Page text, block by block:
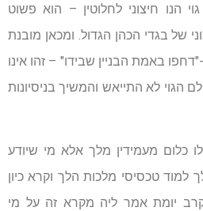
הנו חיצוני לחלוטין – הוא פשוט
של בגדי הכהן הגדול. ומכאן מובנת
באמת הבניין שבידו" – זהו אינו
הגוי לא התייאש והמשיך בניסיונות
כלום מעמידין מלך אלא מי שיודע
למוד טכסיסי מלכות הלך וקרא כיון
יומת אמר ליה מקרא זה על מי